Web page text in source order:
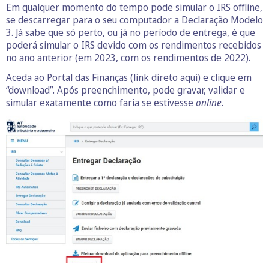
Em qualquer momento do tempo pode simular o IRS offline,
se descarregar para o seu computador a Declaração Modelo
3. Já sabe que só perto, ou já no período de entrega, é que
poderá simular o IRS devido com os rendimentos recebidos
no ano anterior (em 2023, com os rendimentos de 2022).
Aceda ao Portal das Finanças (link direto aqui) e clique em
“download”. Após preenchimento, pode gravar, validar e
simular exatamente como faria se estivesse online.